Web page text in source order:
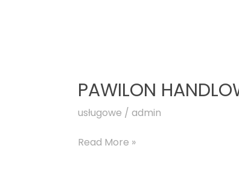
PAWILON
usługowe / admin
Read More »